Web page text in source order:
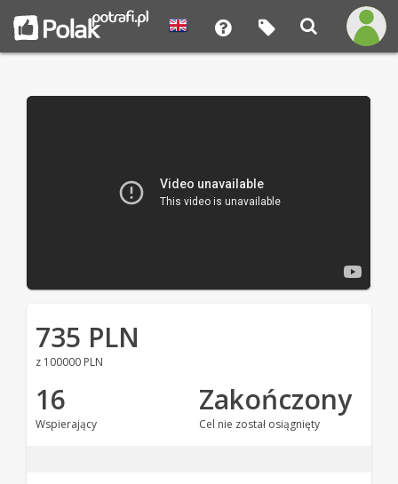
735 PLN
z 100000 PLN
16
Wspierający
Zakończony
Cel nie został osiągnięty